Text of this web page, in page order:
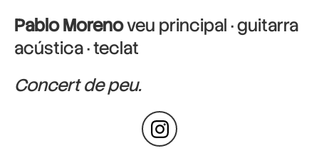
Pablo Morenoveu principal · guitarra
acústica · teclat
Concert de peu.